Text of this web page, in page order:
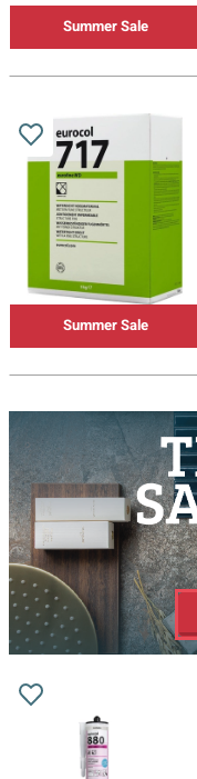
Summer Sale
Summer Sale